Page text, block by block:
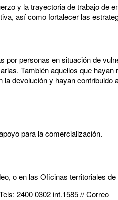
y la trayectoria de trabajo de
así como fortalecer las
personas en situación de
También aquellos que hayan
devolución y hayan contribuido
para la comercialización.
o en las Oficinas territoriales
2400 0302 int.1585 // Correo